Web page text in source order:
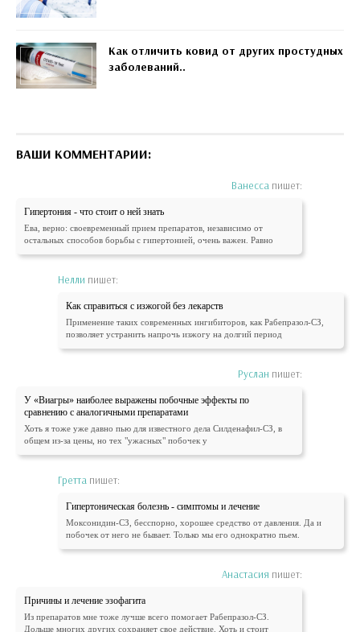
Как отличить ковид от других простудных
заболеваний..
ВАШИ КОММЕНТАРИИ:
Ванесса пишет:
Гипертония - что стоит о ней знать
Ева, верно: своевременный прием препаратов, независимо от
остальных способов борьбы с гипертонией, очень важен. Равно
Нелли пишет:
Как справиться с изжогой без лекарств
Применение таких современных ингибиторов, как Рабепразол-СЗ,
позволяет устранить напрочь изжогу на долгий период
Руслан пишет:
У «Виагры» наиболее выражены побочные эффекты по
сравнению с аналогичными препаратами
Хоть я тоже уже давно пью для известного дела Силденафил-СЗ, в
общем из-за цены, но тех "ужасных" побочек у
Гретта пишет:
Гипертоническая болезнь - симптомы и лечение
Моксонидин-СЗ, бесспорно, хорошее средство от давления. Да и
побочек от него не бывает. Только мы его однократно пьем.
Анастасия пишет:
Причины и лечение эзофагита
Из препаратов мне тоже лучше всего помогает Рабепразол-СЗ.
Дольше многих других сохраняет свое действие. Хоть и стоит